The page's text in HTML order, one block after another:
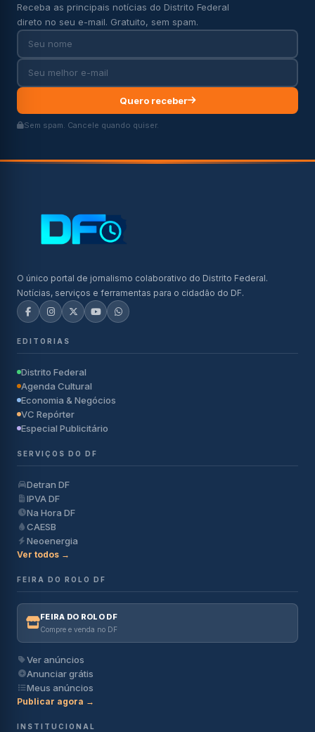
Receba as principais notícias do Distrito Federal
direto no seu e-mail. Gratuito, sem spam.
Quero receber
Sem spam. Cancele quando quiser.
O único portal de jornalismo colaborativo do Distrito Federal.
Notícias, serviços e ferramentas para o cidadão do DF.
EDITORIAS
Distrito Federal
Agenda Cultural
Economia & Negócios
VC Repórter
Especial Publicitário
SERVIÇOS DO DF
Detran DF
IPVA DF
Na Hora DF
CAESB
Neoenergia
Ver todos →
FEIRA DO ROLO DF
FEIRA DO ROLO DF
Compre e venda no DF
Ver anúncios
Anunciar grátis
Meus anúncios
Publicar agora →
INSTITUCIONAL